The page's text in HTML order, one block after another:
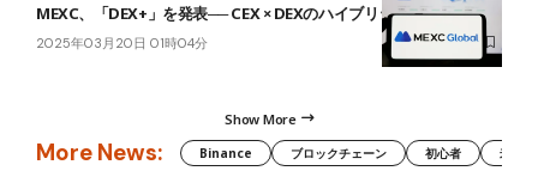
MEXC、「DEX+」を発表── CEX × DEXのハイブリット取引サービス
2025年03月20日 01時04分
Show More
More News: Binance ブロックチェーン 初心者 米国